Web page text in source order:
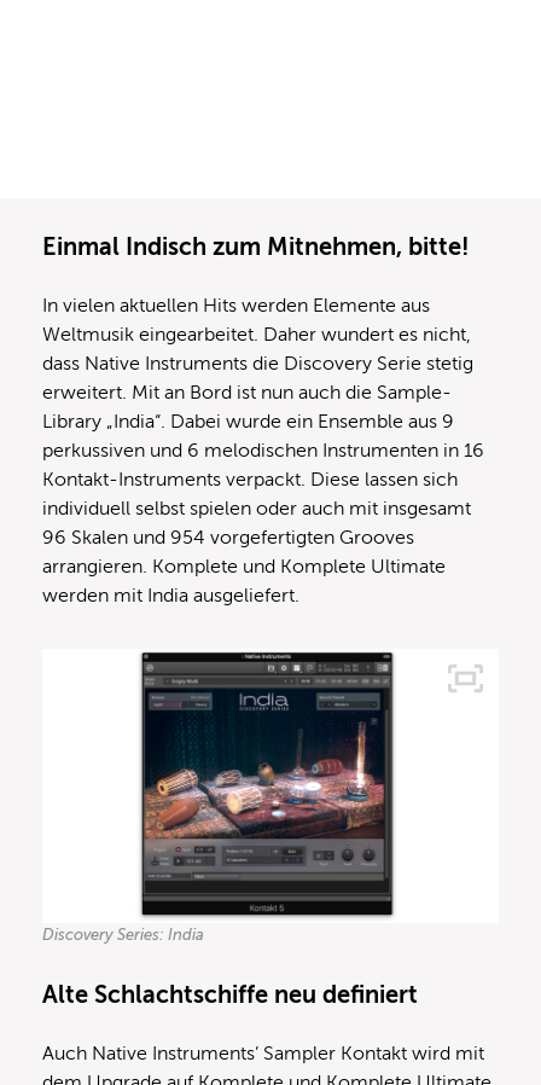
Einmal Indisch zum Mitnehmen, bitte!
In vielen aktuellen Hits werden Elemente aus
Weltmusik eingearbeitet. Daher wundert es nicht,
dass Native Instruments die Discovery Serie stetig
erweitert. Mit an Bord ist nun auch die Sample-
Library „India“. Dabei wurde ein Ensemble aus 9
perkussiven und 6 melodischen Instrumenten in 16
Kontakt-Instruments verpackt. Diese lassen sich
individuell selbst spielen oder auch mit insgesamt
96 Skalen und 954 vorgefertigten Grooves
arrangieren. Komplete und Komplete Ultimate
werden mit India ausgeliefert.
Discovery Series: India
Alte Schlachtschiffe neu definiert
Auch Native Instruments’ Sampler Kontakt wird mit